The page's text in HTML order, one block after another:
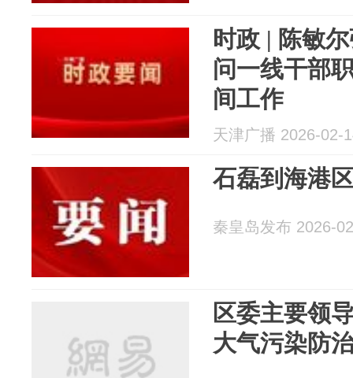
时政 | 陈敏
问一线干部
间工作
天津广播 2026-02-
石磊到海港
秦皇岛发布 2026-
区委主要领
大气污染防